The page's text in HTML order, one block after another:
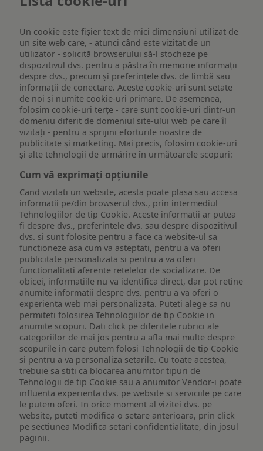
Un cookie este fişier text de mici dimensiuni utilizat de
un site web care, - atunci când este vizitat de un
utilizator - solicită browserului să-l stocheze pe
dispozitivul dvs. pentru a păstra în memorie informații
despre dvs., precum și preferințele dvs. de limbă sau
informații de conectare. Aceste cookie-uri sunt setate
de noi și numite cookie-uri primare. De asemenea,
folosim cookie-uri terțe - care sunt cookie-uri dintr-un
domeniu diferit de domeniul site-ului web pe care îl
vizitați - pentru a sprijini eforturile noastre de
publicitate și marketing. Mai precis, folosim cookie-uri
și alte tehnologii de urmărire în următoarele scopuri:
Cum vă exprimați opțiunile
Cand vizitati un website, acesta poate plasa sau accesa
informatii pe/din browserul dvs., prin intermediul
Tehnologiilor de tip Cookie. Aceste informatii ar putea
fi despre dvs., preferintele dvs. sau despre dispozitivul
dvs. si sunt folosite pentru a face ca website-ul sa
functioneze asa cum va asteptati, pentru a va oferi
publicitate personalizata si pentru a va oferi
functionalitati aferente retelelor de socializare. De
obicei, informatiile nu va identifica direct, dar pot retine
anumite informatii despre dvs. pentru a va oferi o
experienta web mai personalizata. Puteti alege sa nu
permiteti folosirea Tehnologiilor de tip Cookie in
anumite scopuri. Dati click pe diferitele rubrici ale
categoriilor de mai jos pentru a afla mai multe despre
scopurile in care putem folosi Tehnologii de tip Cookie
si pentru a va personaliza setarile. Cu toate acestea,
trebuie sa stiti ca blocarea anumitor tipuri de
Tehnologii de tip Cookie sau a anumitor Vendor-i poate
influenta experienta dvs. pe website si serviciile pe care
le putem oferi. In orice moment al vizitei dvs. pe
website, puteti modifica o setare anterioara, prin click
pe sectiunea Modifica setari confidentialitate, din josul
paginii.